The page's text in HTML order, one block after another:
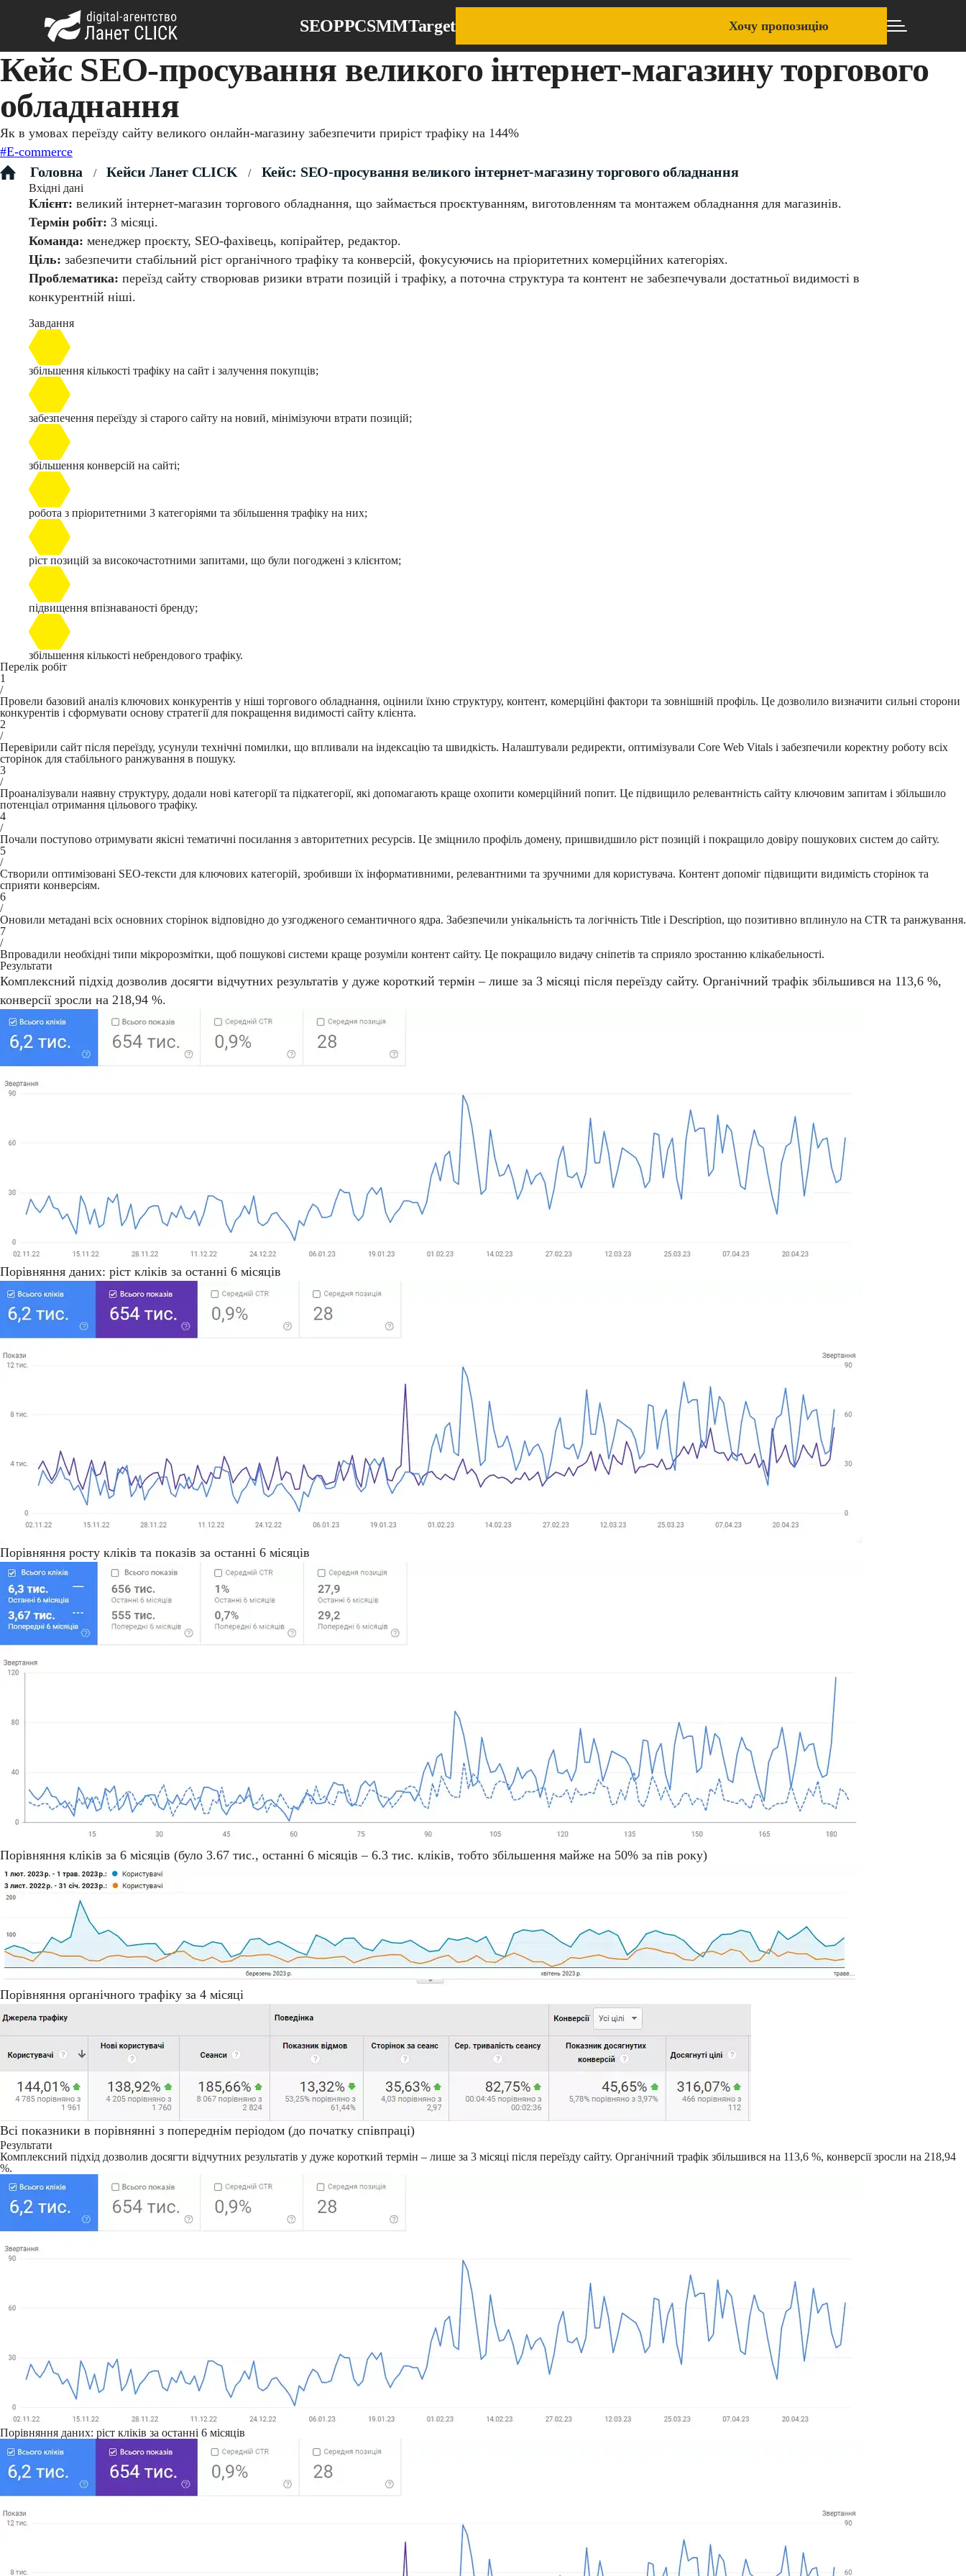
SEOPPCSMMTarget Хочу пропозицію
Кейс SEO-просування великого інтернет-магазину торгового
обладнання
Як в умовах переїзду сайту великого онлайн-магазину забезпечити приріст трафіку на 144%
#E-commerce
Головна / Кейси Ланет CLICK / Кейс: SEO-просування великого інтернет-магазину торгового обладнання
Вхідні дані
Клієнт: великий інтернет-магазин торгового обладнання, що займається проєктуванням, виготовленням та монтажем обладнання для магазинів.
Термін робіт: 3 місяці.
Команда: менеджер проєкту, SEO-фахівець, копірайтер, редактор.
Ціль: забезпечити стабільний ріст органічного трафіку та конверсій, фокусуючись на пріоритетних комерційних категоріях.
Проблематика: переїзд сайту створював ризики втрати позицій і трафіку, а поточна структура та контент не забезпечували достатньої видимості в
конкурентній ніші.
Завдання
збільшення кількості трафіку на сайт і залучення покупців;
забезпечення переїзду зі старого сайту на новий, мінімізуючи втрати позицій;
збільшення конверсій на сайті;
робота з пріоритетними 3 категоріями та збільшення трафіку на них;
ріст позицій за високочастотними запитами, що були погоджені з клієнтом;
підвищення впізнаваності бренду;
збільшення кількості небрендового трафіку.
Перелік робіт
1
/
Провели базовий аналіз ключових конкурентів у ніші торгового обладнання, оцінили їхню структуру, контент, комерційні фактори та зовнішній профіль. Це дозволило визначити сильні сторони
конкурентів і сформувати основу стратегії для покращення видимості сайту клієнта.
2
/
Перевірили сайт після переїзду, усунули технічні помилки, що впливали на індексацію та швидкість. Налаштували редиректи, оптимізували Core Web Vitals і забезпечили коректну роботу всіх
сторінок для стабільного ранжування в пошуку.
3
/
Проаналізували наявну структуру, додали нові категорії та підкатегорії, які допомагають краще охопити комерційний попит. Це підвищило релевантність сайту ключовим запитам і збільшило
потенціал отримання цільового трафіку.
4
/
Почали поступово отримувати якісні тематичні посилання з авторитетних ресурсів. Це зміцнило профіль домену, пришвидшило ріст позицій і покращило довіру пошукових систем до сайту.
5
/
Створили оптимізовані SEO-тексти для ключових категорій, зробивши їх інформативними, релевантними та зручними для користувача. Контент допоміг підвищити видимість сторінок та
сприяти конверсіям.
6
/
Оновили метадані всіх основних сторінок відповідно до узгодженого семантичного ядра. Забезпечили унікальність та логічність Title і Description, що позитивно вплинуло на CTR та ранжування.
7
/
Впровадили необхідні типи мікророзмітки, щоб пошукові системи краще розуміли контент сайту. Це покращило видачу сніпетів та сприяло зростанню клікабельності.
Результати
Комплексний підхід дозволив досягти відчутних результатів у дуже короткий термін – лише за 3 місяці після переїзду сайту. Органічний трафік збільшився на 113,6 %,
конверсії зросли на 218,94 %.
Порівняння даних: ріст кліків за останні 6 місяців
Порівняння росту кліків та показів за останні 6 місяців
Порівняння кліків за 6 місяців (було 3.67 тис., останні 6 місяців – 6.3 тис. кліків, тобто збільшення майже на 50% за пів року)
Порівняння органічного трафіку за 4 місяці
Всі показники в порівнянні з попереднім періодом (до початку співпраці)
Результати
Комплексний підхід дозволив досягти відчутних результатів у дуже короткий термін – лише за 3 місяці після переїзду сайту. Органічний трафік збільшився на 113,6 %, конверсії зросли на 218,94
%.
Порівняння даних: ріст кліків за останні 6 місяців